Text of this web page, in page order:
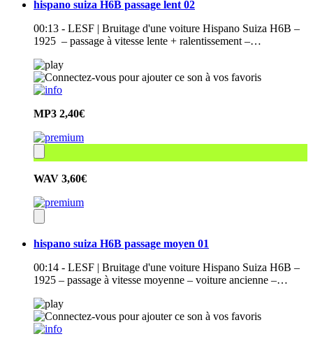
hispano suiza H6B passage lent 02
00:13 - LESF | Bruitage d'une voiture Hispano Suiza H6B –
1925 – passage à vitesse lente + ralentissement –…
MP3 2,40€
WAV 3,60€
hispano suiza H6B passage moyen 01
00:14 - LESF | Bruitage d'une voiture Hispano Suiza H6B –
1925 – passage à vitesse moyenne – voiture ancienne –…